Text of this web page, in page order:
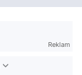
Reklam